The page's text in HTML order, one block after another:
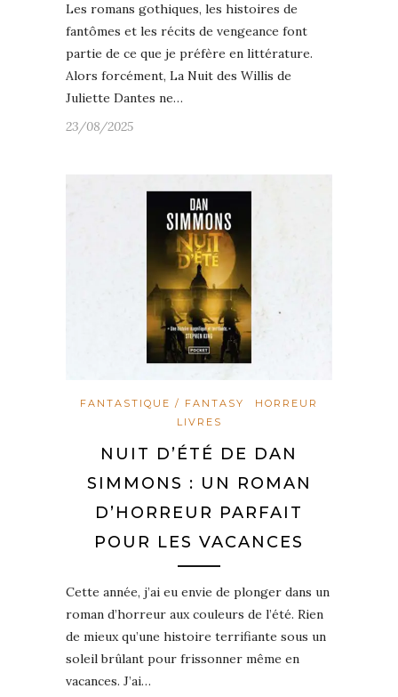
Les romans gothiques, les histoires de
fantômes et les récits de vengeance font
partie de ce que je préfère en littérature.
Alors forcément, La Nuit des Willis de
Juliette Dantes ne…
23/08/2025
FANTASTIQUE / FANTASY
HORREUR
LIVRES
NUIT D’ÉTÉ DE DAN
SIMMONS : UN ROMAN
D’HORREUR PARFAIT
POUR LES VACANCES
Cette année, j’ai eu envie de plonger dans un
roman d’horreur aux couleurs de l’été. Rien
de mieux qu’une histoire terrifiante sous un
soleil brûlant pour frissonner même en
vacances. J’ai…